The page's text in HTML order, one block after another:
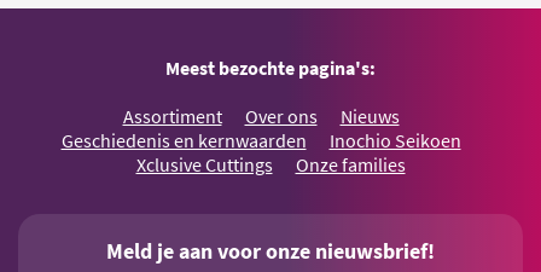
Meest bezochte pagina's:
Assortiment Over ons
Nieuws
Geschiedenis en kernwaarden
Inochio Seikoen
Xclusive Cuttings
Onze families
Meld je aan voor onze nieuwsbrief!